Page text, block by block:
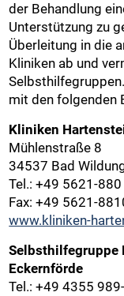
der Behandlung
Unterstützung zu
Überleitung in die
Kliniken ab und
mit den folgenden
Kliniken
Mühlenstraße 8
34537 Bad
Tel.: +49 5621-880
Fax: +49 5621-
www.kliniken-
Selbsthilfegruppe
Eckernförde
Tel.: +49 4355